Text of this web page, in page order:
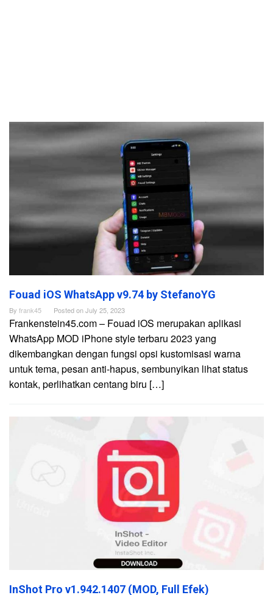
Frankenstein45.Com
Fouad iOS WhatsApp v9.74 by StefanoYG
By frank45 Posted onJuly 25, 2023
Frankenstein45.com – Fouad iOS merupakan aplikasi
WhatsApp MOD iPhone style terbaru 2023 yang
dikembangkan dengan fungsi opsi kustomisasi warna
untuk tema, pesan anti-hapus, sembunyikan lihat status
kontak, perlihatkan centang biru […]
InShot Pro v1.942.1407 (MOD, Full Efek)